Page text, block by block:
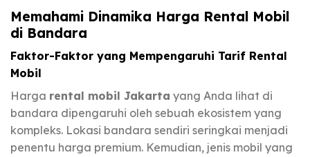
Memahami Dinamika Harga Rental Mobil
di Bandara
Faktor-Faktor yang Mempengaruhi Tarif Rental
Mobil
Harga rental mobil Jakarta yang Anda lihat di
bandara dipengaruhi oleh sebuah ekosistem yang
kompleks. Lokasi bandara sendiri seringkai menjadi
penentu harga premium. Kemudian, jenis mobil yang